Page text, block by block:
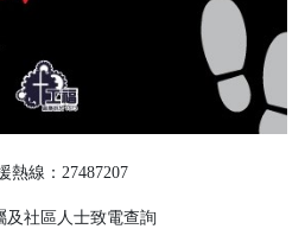
熱線： 27487207
及社區人士致電查詢